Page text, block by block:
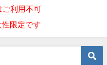
利用不可
限定です